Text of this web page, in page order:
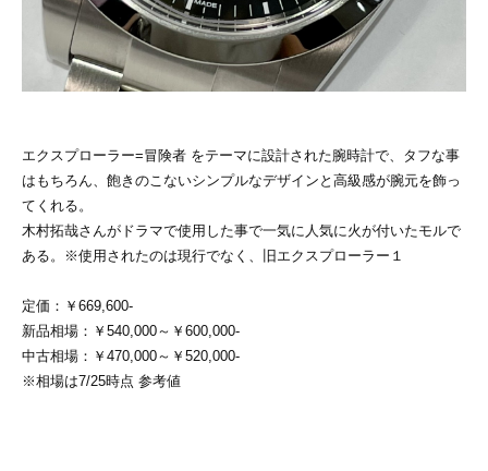
エクスプローラー=冒険者 をテーマに設計された腕時計で、タフな事
はもちろん、飽きのこないシンプルなデザインと高級感が腕元を飾っ
てくれる。
木村拓哉さんがドラマで使用した事で一気に人気に火が付いたモルで
ある。※使用されたのは現行でなく、旧エクスプローラー１
定価：￥669,600-
新品相場：￥540,000～￥600,000-
中古相場：￥470,000～￥520,000-
※相場は7/25時点 参考値